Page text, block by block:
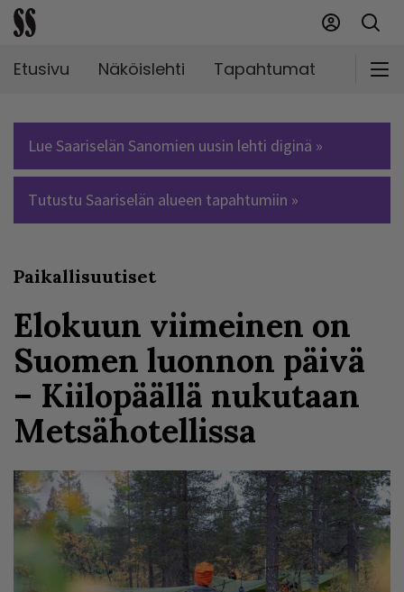
Etusivu Näköislehti Tapahtumat
Lue Saariselän Sanomien uusin lehti diginä »
Tutustu Saariselän alueen tapahtumiin »
Paikallisuutiset
Elokuun viimeinen on
Suomen luonnon päivä
– Kiilopäällä nukutaan
Metsähotellissa